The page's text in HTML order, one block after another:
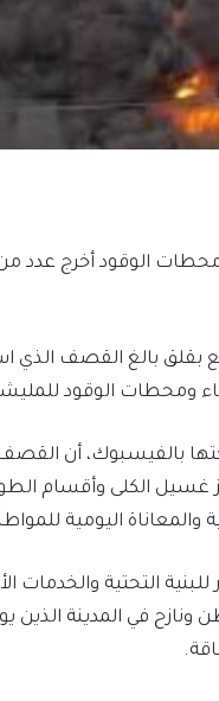
الوقود أخرج عدد
بقلق بالغ القصف الذي
ومحطات الوقود
بالفيسبوك، أن
غسيل الكلى وأقسام
اليومية
التحتية والخدمات
ونازح في المدينة